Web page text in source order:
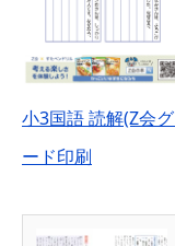
小3国語 読解(Z会
ード印刷